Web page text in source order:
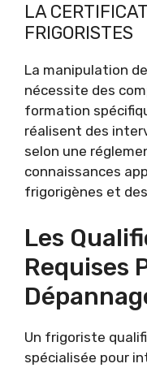
LA
FRIGORISTES
La manipulation
nécessite des
formation
réalisent des
selon une
connaissances
frigorigènes et
Les
Requises
Un frigoriste
spécialisée pour